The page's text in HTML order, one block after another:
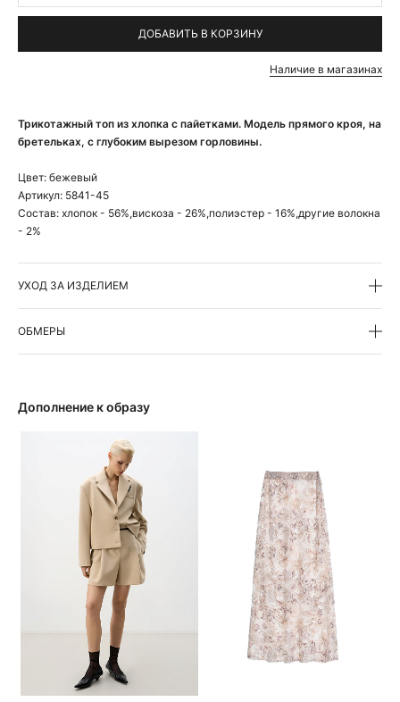
Трикотажный топ из хлопка с пайетками. Модель прямого кроя, на
бретельках, с глубоким вырезом горловины.
Цвет: бежевый
Артикул: 5841-45
Состав: хлопок - 56%,вискоза - 26%,полиэстер - 16%,другие волокна
- 2%
УХОД ЗА ИЗДЕЛИЕМ
ОБМЕРЫ
ДОБАВИТЬ В КОРЗИНУ
Наличие в магазинах
Дополнение к образу